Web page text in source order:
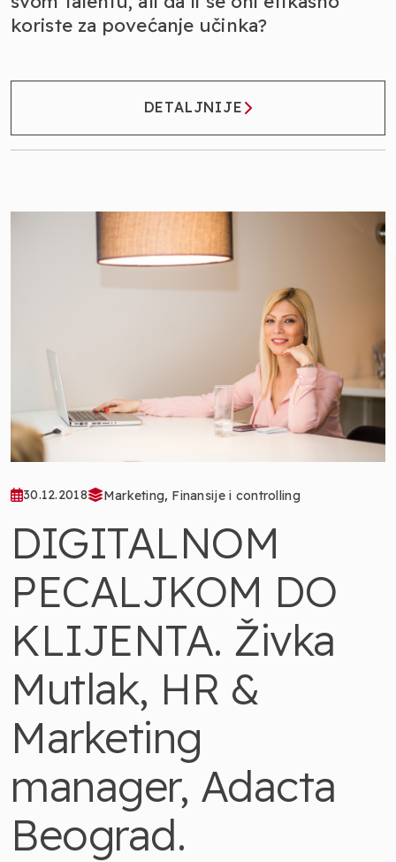
koriste za povećanje učinka?
DETALJNIJE
30.12.2018 Marketing, Finansije i controlling
DIGITALNOM
PECALJKOM DO
KLIJENTA. Živka
Mutlak, HR &
Marketing
manager, Adacta
Beograd.